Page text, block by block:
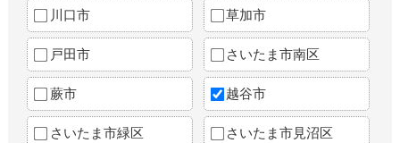
川口市 草加市
戸田市 さいたま市南区
蕨市 越谷市
さいたま市緑区 さいたま市見沼区